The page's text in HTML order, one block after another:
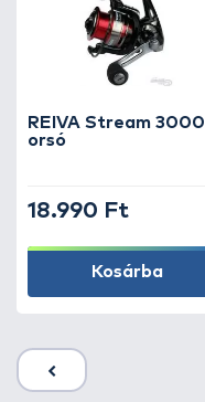
REIVA Stream 3000
orsó
18.990 Ft
Kosárba